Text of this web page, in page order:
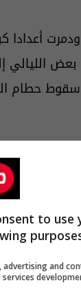
أعدادا
حطام
to use
advertising and